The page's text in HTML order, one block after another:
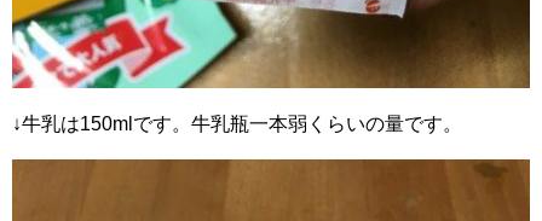
↓牛乳は150mlです。牛乳瓶一本弱くらいの量です。